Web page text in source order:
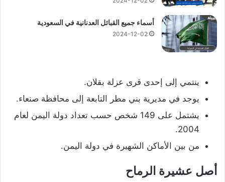
أسماء جميع القبائل العدنانية في السعودية
2024-12-02
ينتمي إلى إحدى قرى عزلة بقلان.
يوجد في مديرية بني مطر التابعة إلى محافظة صنعاء.
يشتمل على 149 شخص حسب تعداد دولة اليمن لعام
2004.
من بين الأماكن الشهيرة في دولة اليمن.
أصل عشيرة الرماح